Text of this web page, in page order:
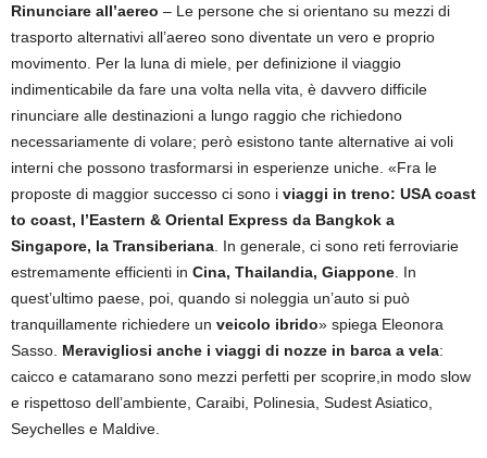
Rinunciare all’aereo – Le persone che si orientano su mezzi di
trasporto alternativi all’aereo sono diventate un vero e proprio
movimento. Per la luna di miele, per definizione il viaggio
indimenticabile da fare una volta nella vita, è davvero difficile
rinunciare alle destinazioni a lungo raggio che richiedono
necessariamente di volare; però esistono tante alternative ai voli
interni che possono trasformarsi in esperienze uniche. «Fra le
proposte di maggior successo ci sono i viaggi in treno: USA coast
to coast, l’Eastern & Oriental Express da Bangkok a
Singapore, la Transiberiana . In generale, ci sono reti ferroviarie
estremamente efficienti in Cina, Thailandia, Giappone . In
quest’ultimo paese, poi, quando si noleggia un’auto si può
tranquillamente richiedere un veicolo ibrido» spiega Eleonora
Sasso. Meravigliosi anche i viaggi di nozze in barca a vela:
caicco e catamarano sono mezzi perfetti per scoprire,in modo slow
e rispettoso dell’ambiente, Caraibi, Polinesia, Sudest Asiatico,
Seychelles e Maldive.